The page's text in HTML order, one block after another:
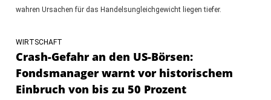
wahren Ursachen für das Handelsungleichgewicht liegen tiefer.
WIRTSCHAFT
Crash-Gefahr an den US-Börsen:
Fondsmanager warnt vor historischem
Einbruch von bis zu 50 Prozent